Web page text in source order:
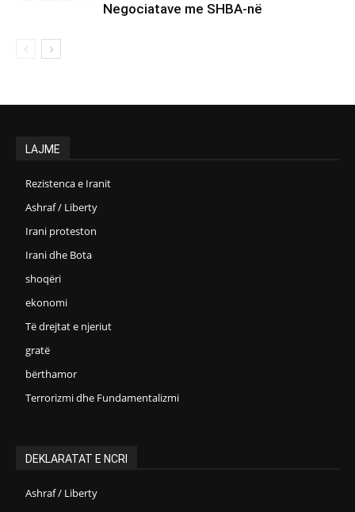
Negociatave me SHBA-në
LAJME
Rezistenca e Iranit
Ashraf / Liberty
Irani proteston
Irani dhe Bota
shoqëri
ekonomi
Të drejtat e njeriut
gratë
bërthamor
Terrorizmi dhe Fundamentalizmi
DEKLARATAT E NCRI
Ashraf / Liberty